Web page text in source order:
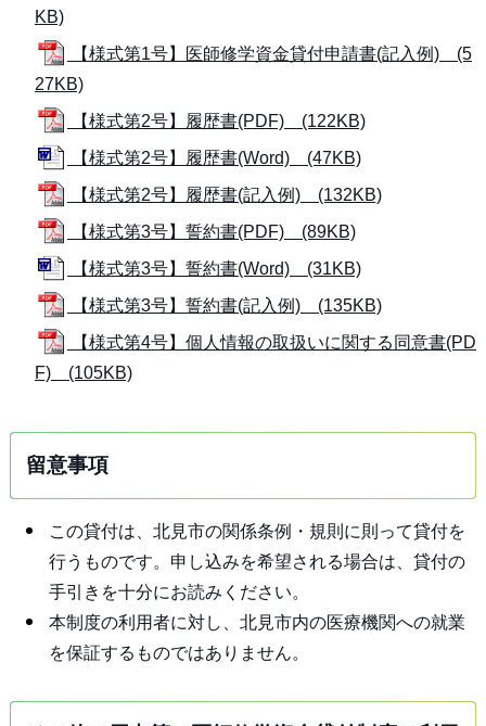
KB)
【様式第1号】医師修学資金貸付申請書(記入例) (5
27KB)
【様式第2号】履歴書(PDF) (122KB)
【様式第2号】履歴書(Word) (47KB)
【様式第2号】履歴書(記入例) (132KB)
【様式第3号】誓約書(PDF) (89KB)
【様式第3号】誓約書(Word) (31KB)
【様式第3号】誓約書(記入例) (135KB)
【様式第4号】個人情報の取扱いに関する同意書(PD
F) (105KB)
留意事項
この貸付は、北見市の関係条例・規則に則って貸付を
行うものです。申し込みを希望される場合は、貸付の
手引きを十分にお読みください。
本制度の利用者に対し、北見市内の医療機関への就業
を保証するものではありません。